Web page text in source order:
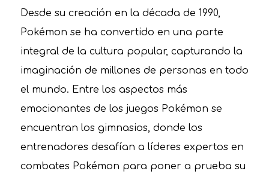
Desde su creación en la década de 1990,
Pokémon se ha convertido en una parte
integral de la cultura popular, capturando la
imaginación de millones de personas en todo
el mundo. Entre los aspectos más
emocionantes de los juegos Pokémon se
encuentran los gimnasios, donde los
entrenadores desafían a líderes expertos en
combates Pokémon para poner a prueba su